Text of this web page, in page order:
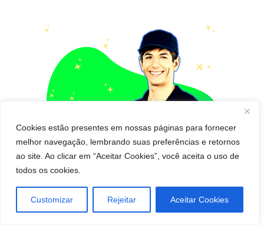
Cookies estão presentes em nossas páginas para fornecer
melhor navegação, lembrando suas preferências e retornos
ao site. Ao clicar em “Aceitar Cookies”, você aceita o uso de
todos os cookies.
Customizar Rejeitar Aceitar Cookies